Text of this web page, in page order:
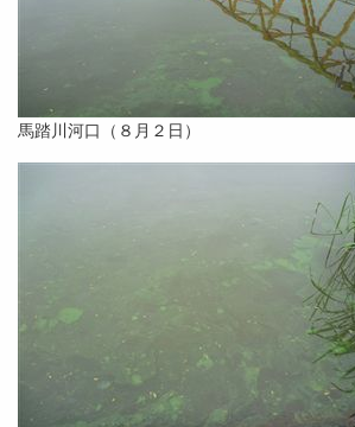
馬踏川河口（８月２日）